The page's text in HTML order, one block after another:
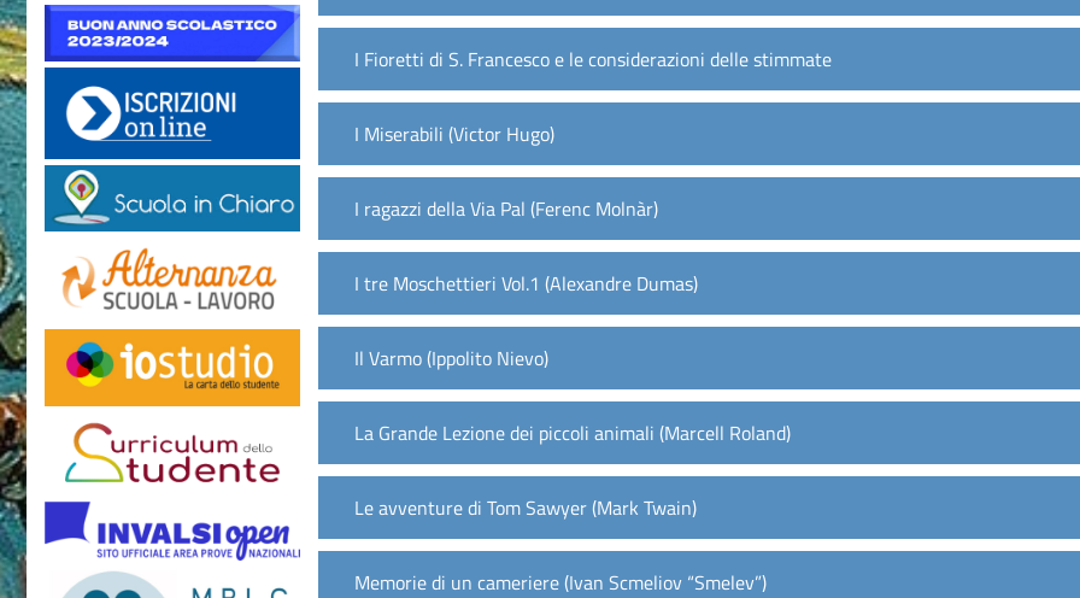
I Fioretti di S. Francesco e le considerazioni delle stimmate
I Miserabili (Victor Hugo)
I ragazzi della Via Pal (Ferenc Molnàr)
I tre Moschettieri Vol.1 (Alexandre Dumas)
Il Varmo (Ippolito Nievo)
La Grande Lezione dei piccoli animali (Marcell Roland)
Le avventure di Tom Sawyer (Mark Twain)
Memorie di un cameriere (Ivan Scmeliov “Smelev”)